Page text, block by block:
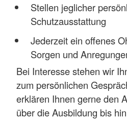
Stellen jeglicher
Schutzausstattung
Jederzeit ein offenes
Sorgen und
Bei Interesse stehen wir
zum persönlichen
erklären Ihnen gerne den
über die Ausbildung bis